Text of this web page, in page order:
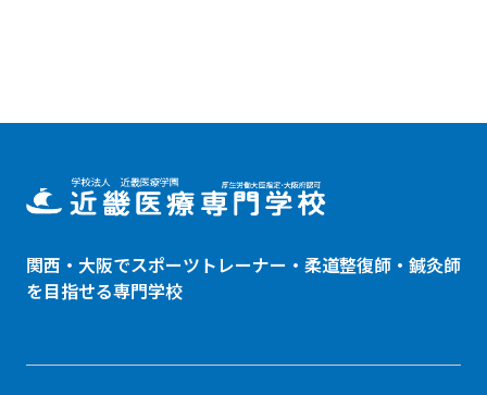
関西・大阪でスポーツトレーナー・ 柔道整復師 ・鍼灸師
を目指せる専門学校